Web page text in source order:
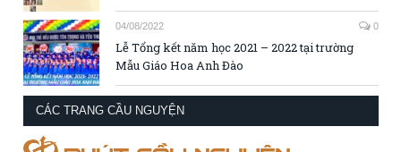
04/08/2022 0
Lễ Tổng kết năm học 2021 – 2022 tại trường
Mẫu Giáo Hoa Anh Đào
CÁC TRANG CẦU NGUYỆN